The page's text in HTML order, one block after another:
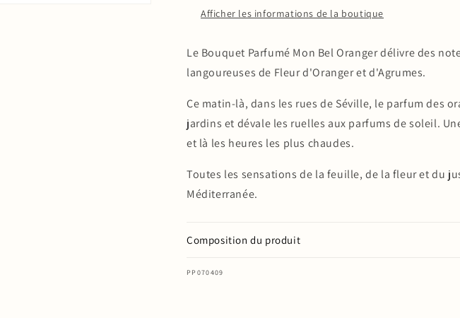
Afficher les informations de la boutique
Le Bouquet Parfumé Mon Bel Oranger délivre des
langoureuses de Fleur d'Oranger et d'Agrumes.
Ce matin-là, dans les rues de Séville, le parfum des
jardins et dévale les ruelles aux parfums de soleil.
et là les heures les plus chaudes.
Toutes les sensations de la feuille, de la fleur et du
Méditerranée.
Composition du produit
SKU:
PP070409